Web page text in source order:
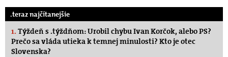
.teraz najčítanejšie
1. Týždeň s .týždňom: Urobil chybu Ivan Korčok, alebo PS?
Prečo sa vláda utieka k temnej minulosti? Kto je otec
Slovenska?